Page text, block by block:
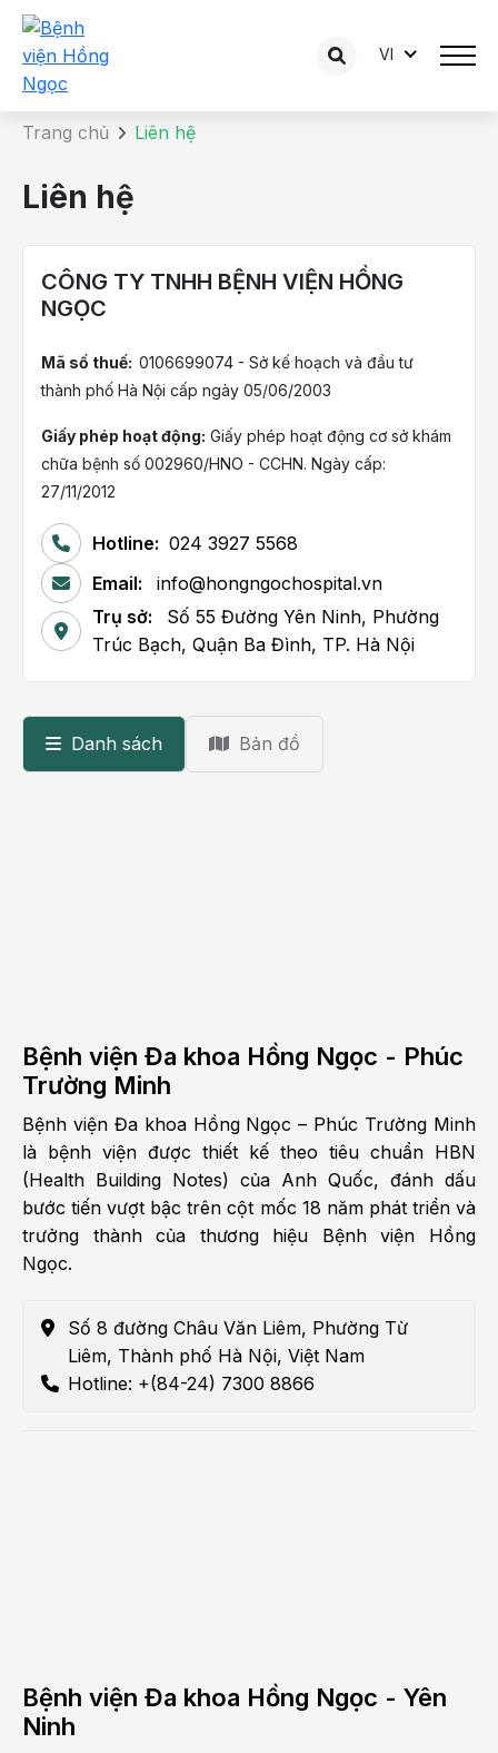
VI
Liên hệ
Trang chủ Liên hệ
Liên hệ
CÔNG TY TNHH BỆNH VIỆN HỒNG
NGỌC
Mã số thuế: 0106699074 - Sở kế hoạch và đầu tư
thành phố Hà Nội cấp ngày 05/06/2003
Giấy phép hoạt động: Giấy phép hoạt động cơ sở khám
chữa bệnh số 002960/HNO - CCHN. Ngày cấp:
27/11/2012
Hotline: 024 3927 5568
Email:
info@hongngochospital.vn
Trụ sở:
Số 55 Đường Yên Ninh, Phường
Trúc Bạch, Quận Ba Đình, TP. Hà Nội
Danh sách Bản đồ
Bệnh viện Đa khoa Hồng Ngọc - Phúc
Trường Minh
Bệnh viện Đa khoa Hồng Ngọc – Phúc Trường Minh
là bệnh viện được thiết kế theo tiêu chuẩn HBN
(Health Building Notes) của Anh Quốc, đánh dấu
bước tiến vượt bậc trên cột mốc 18 năm phát triển và
trưởng thành của thương hiệu Bệnh viện Hồng
Ngọc.
Số 8 đường Châu Văn Liêm, Phường Từ
Liêm, Thành phố Hà Nội, Việt Nam
Hotline: +(84-24) 7300 8866
Bệnh viện Đa khoa Hồng Ngọc - Yên
Ninh